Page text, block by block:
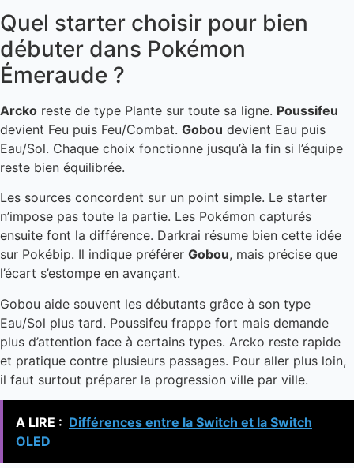
Quel starter choisir pour bien
débuter dans Pokémon
Émeraude ?
Arcko reste de type Plante sur toute sa ligne. Poussifeu
devient Feu puis Feu/Combat. Gobou devient Eau puis
Eau/Sol. Chaque choix fonctionne jusqu’à la fin si l’équipe
reste bien équilibrée.
Les sources concordent sur un point simple. Le starter
n’impose pas toute la partie. Les Pokémon capturés
ensuite font la différence. Darkrai résume bien cette idée
sur Pokébip. Il indique préférer Gobou, mais précise que
l’écart s’estompe en avançant.
Gobou aide souvent les débutants grâce à son type
Eau/Sol plus tard. Poussifeu frappe fort mais demande
plus d’attention face à certains types. Arcko reste rapide
et pratique contre plusieurs passages. Pour aller plus loin,
il faut surtout préparer la progression ville par ville.
A LIRE : Différences entre la Switch et la Switch
OLED